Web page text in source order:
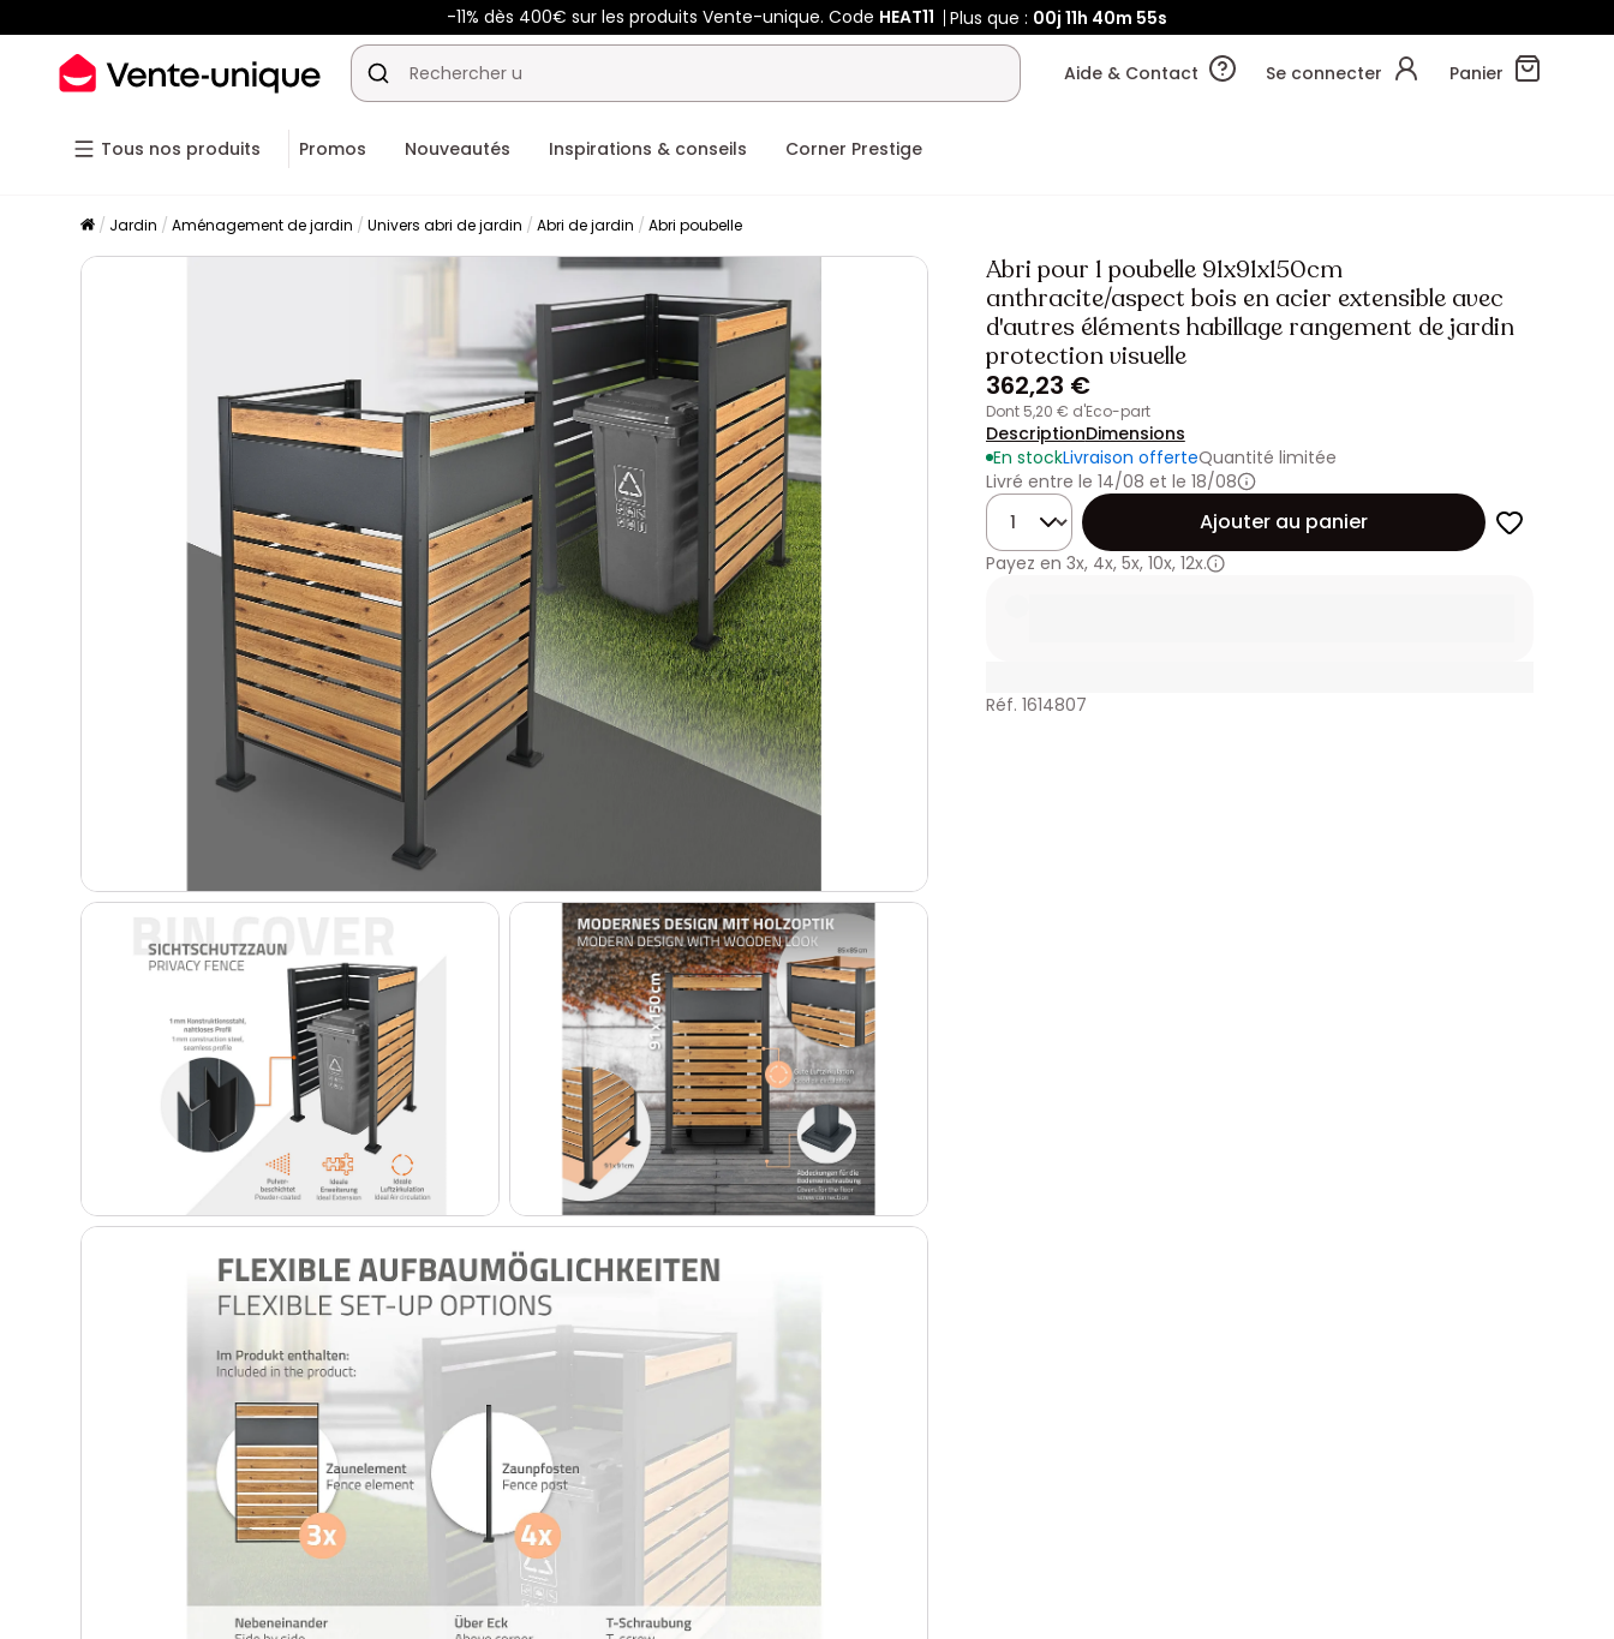
-11% dès 400€ sur les produits Vente-unique. Code HEAT11 Plus que : 00j 11h 40m 53s
Aide & Contact Se connecter Panier
Tous nos produits Promos Nouveautés Inspirations & conseils Corner Prestige
Jardin Aménagement de jardin Univers abri de jardin Abri de jardin Abri poubelle
Abri pour 1 poubelle 91x91x150cm
anthracite/aspect bois en acier extensible avec
d'autres éléments habillage rangement de jardin
protection visuelle
362,23 €
dont 5,20 € d'Eco-part
DescriptionDimensions
En stockLivraison offerteQuantité limitée
Livré entre le 14/08 et le 18/08
Quantité
Ajouter au panier
Payez en 3x, 4x, 5x, 10x, 12x.
Réf. 1614807